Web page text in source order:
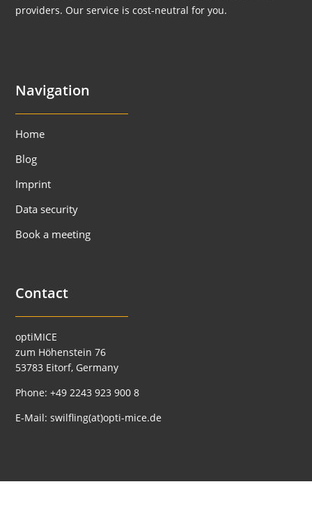
providers. Our service is cost-neutral for you.
Navigation
Home
Blog
Imprint
Data security
Book a meeting
Contact
optiMICE
zum Höhenstein 76
53783 Eitorf, Germany
Phone:+49 2243 923 900 8
E-Mail:swilfling(at)opti-mice.de